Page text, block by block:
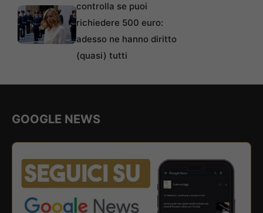
controlla se puoi
richiedere 500 euro:
adesso ne hanno diritto
(quasi) tutti
GOOGLE NEWS